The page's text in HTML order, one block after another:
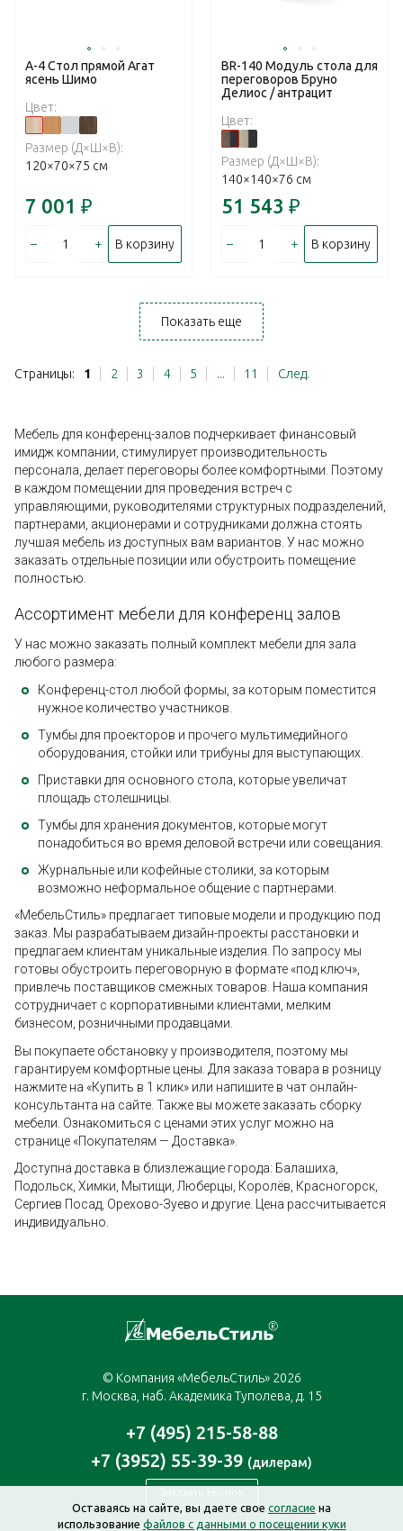
А-4 Стол прямой Агат
ясень Шимо
Цвет:
Размер (Д×Ш×В):
120×70×75 см
7 001 ₽
– + В корзину
BR-140 Модуль стола для
переговоров Бруно
Делиос / антрацит
Цвет:
Размер (Д×Ш×В):
140×140×76 см
51 543 ₽
– + В корзину
Показать еще
Страницы: 1 2 3 4 5 ... 11 След.
Мебель для конференц-залов подчеркивает финансовый
имидж компании, стимулирует производительность
персонала, делает переговоры более комфортными. Поэтому
в каждом помещении для проведения встреч с
управляющими, руководителями структурных подразделений,
партнерами, акционерами и сотрудниками должна стоять
лучшая мебель из доступных вам вариантов. У нас можно
заказать отдельные позиции или обустроить помещение
полностью.
Ассортимент мебели для конференц залов
У нас можно заказать полный комплект мебели для зала
любого размера:
Конференц-стол любой формы, за которым поместится
нужное количество участников.
Тумбы для проекторов и прочего мультимедийного
оборудования, стойки или трибуны для выступающих.
Приставки для основного стола, которые увеличат
площадь столешницы.
Тумбы для хранения документов, которые могут
понадобиться во время деловой встречи или совещания.
Журнальные или кофейные столики, за которым
возможно неформальное общение с партнерами.
«МебельСтиль» предлагает типовые модели и продукцию под
заказ. Мы разрабатываем дизайн-проекты расстановки и
предлагаем клиентам уникальные изделия. По запросу мы
готовы обустроить переговорную в формате «под ключ»,
привлечь поставщиков смежных товаров. Наша компания
сотрудничает с корпоративными клиентами, мелким
бизнесом, розничными продавцами.
Вы покупаете обстановку у производителя, поэтому мы
гарантируем комфортные цены. Для заказа товара в розницу
нажмите на «Купить в 1 клик» или напишите в чат онлайн-
консультанта на сайте. Также вы можете заказать сборку
мебели. Ознакомиться с ценами этих услуг можно на
странице «Покупателям — Доставка».
Доступна доставка в близлежащие города: Балашиха,
Подольск, Химки, Мытищи, Люберцы, Королёв, Красногорск,
Сергиев Посад, Орехово-Зуево и другие. Цена рассчитывается
индивидуально.
© Компания «МебельСтиль» 2026
г. Москва, наб. Академика Туполева, д. 15
+7 (495) 215-58-88
+7 (3952) 55-39-39 (дилерам)
Заказать звонок
moscow@mebelstyle.ru
Оставаясь на сайте, вы даете свое согласие на
использованиефайлов с данными о посещении куки